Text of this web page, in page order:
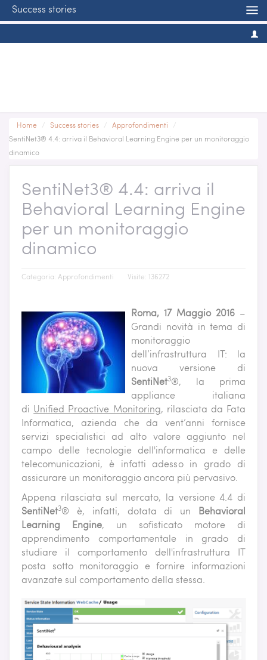
Home / Success stories / Approfondimenti
/
SentiNet3® 4.4: arriva il Behavioral Learning Engine per un monitoraggio
dinamico
SentiNet3® 4.4: arriva il
Behavioral Learning Engine
per un monitoraggio
dinamico
Categoria: Approfondimenti Visite: 136272
Roma, 17 Maggio 2016 –
Grandi novità in tema di
monitoraggio
dell’infrastruttura IT: la
nuova versione di
SentiNet3®, la prima
appliance italiana
di Unified Proactive Monitoring, rilasciata da Fata
Informatica, azienda che da vent’anni fornisce
servizi specialistici ad alto valore aggiunto nel
campo delle tecnologie dell'informatica e delle
telecomunicazioni, è infatti adesso in grado di
assicurare un monitoraggio ancora più pervasivo.
Appena rilasciata sul mercato, la versione 4.4 di
SentiNet3® è, infatti, dotata di un Behavioral
Learning Engine, un sofisticato motore di
apprendimento comportamentale in grado di
studiare il comportamento dell'infrastruttura IT
posta sotto monitoraggio e fornire informazioni
avanzate sul comportamento della stessa.
Success stories